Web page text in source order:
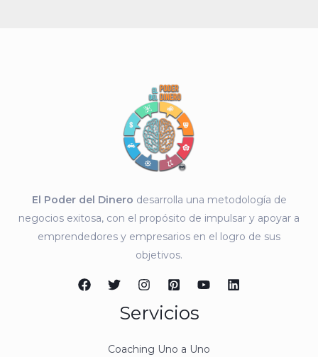
El Poder del Dinero desarrolla una metodología de
negocios exitosa, con el propósito de impulsar y apoyar a
emprendedores y empresarios en el logro de sus
objetivos.
Servicios
Coaching Uno a Uno